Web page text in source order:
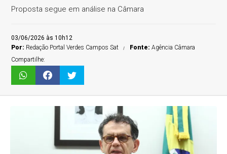
Proposta segue em análise na Câmara
03/06/2026 às 10h12
Por: Redação Portal Verdes Campos Sat Fonte:Agência Câmara
Compartilhe: